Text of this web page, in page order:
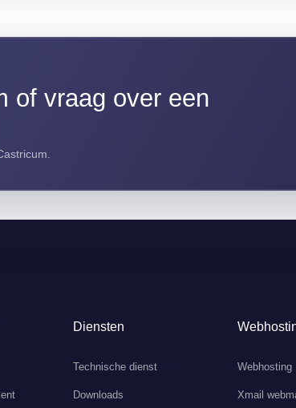
of vraag over een
Diensten
Technische dienst
Downloads
Webhosting
Xmail